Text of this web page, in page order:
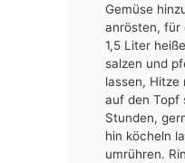
Gemüse
anrösten, für
1,5 Liter
salzen und
lassen, Hitze
auf den Topf
Stunden,
hin köcheln
umrühren.